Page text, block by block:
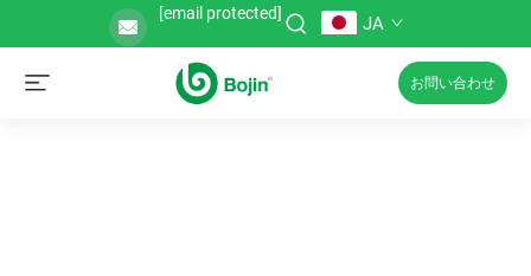
[email protected] JA
お問い合わせ